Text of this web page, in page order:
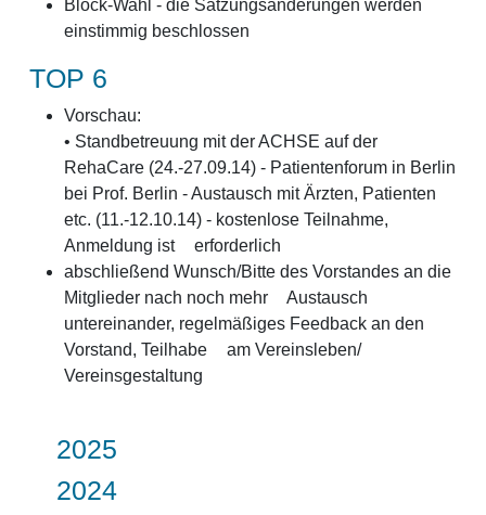
2025
2024
Block-Wahl - die Satzungsänderungen werden
einstimmig beschlossen
TOP 6
Vorschau:
• Standbetreuung mit der ACHSE auf der
RehaCare (24.-27.09.14) - Patientenforum in Berlin
bei Prof. Berlin - Austausch mit Ärzten, Patienten
etc. (11.-12.10.14) - kostenlose Teilnahme,
Anmeldung ist erforderlich
abschließend Wunsch/Bitte des Vorstandes an die
Mitglieder nach noch mehr Austausch
untereinander, regelmäßiges Feedback an den
Vorstand, Teilhabe am Vereinsleben/
Vereinsgestaltung